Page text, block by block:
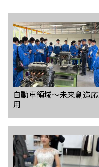
自動車領域〜未来創造応
用